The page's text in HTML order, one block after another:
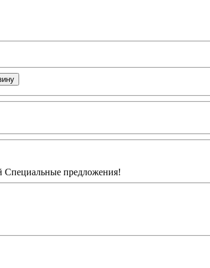
Специальные предложения!